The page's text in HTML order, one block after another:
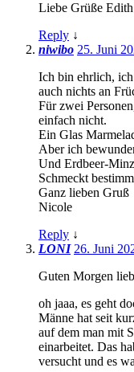
Liebe Grüße Edith
Reply ↓
niwibo 25. Juni
Ich bin ehrlich,
auch nichts an
Für zwei
einfach nicht.
Ein Glas
Aber ich
Und Erdbeer-
Schmeckt
Ganz lieben Gruß
Nicole
Reply ↓
LONI 26. Juni
Guten Morgen
oh jaaa, es geht
Männe hat seit
auf dem man mit
einarbeitet. Das
versucht und es